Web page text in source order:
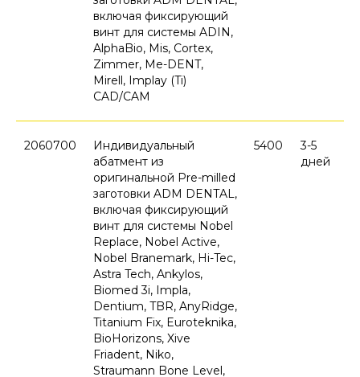
включая фиксирующий
винт для системы ADIN,
AlphaBio, Mis, Cortex,
Zimmer, Me-DENT,
Mirell, Implay (Ti)
CAD/CAM
2060700
Индивидуальный
абатмент из
оригинальной Pre-milled
заготовки ADM DENTAL,
включая фиксирующий
винт для системы Nobel
Replace, Nobel Active,
Nobel Branemark, Hi-Tec,
Astra Tech, Ankylos,
Biomed 3i, Impla,
Dentium, TBR, AnyRidge,
Titanium Fix, Euroteknika,
BioHorizons, Xive
Friadent, Niko,
Straumann Bone Level,
5400
3-5
дней